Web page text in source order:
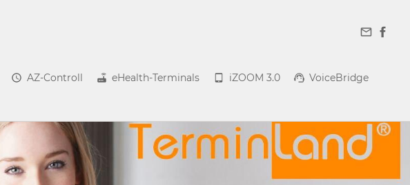
AZ-Controll eHealth-Terminals iZOOM 3.0 VoiceBridge